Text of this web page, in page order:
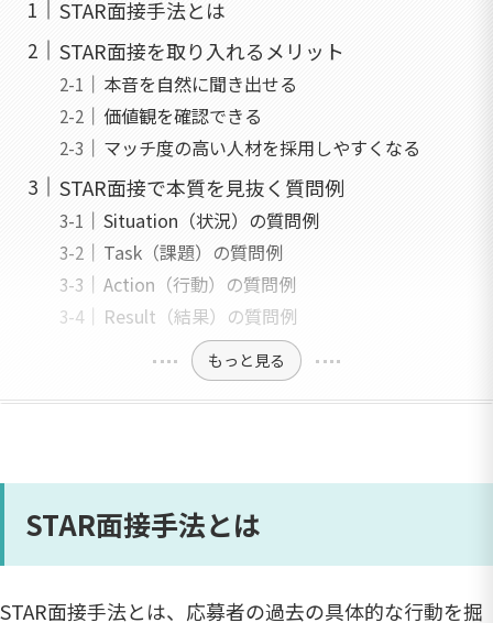
STAR面接手法とは
STAR面接を取り入れるメリット
本音を自然に聞き出せる
価値観を確認できる
マッチ度の高い人材を採用しやすくなる
STAR面接で本質を見抜く質問例
Situation（状況）の質問例
Task（課題）の質問例
Action（行動）の質問例
Result（結果）の質問例
もっと見る
STAR面接手法とは
STAR面接手法とは、応募者の過去の具体的な行動を掘